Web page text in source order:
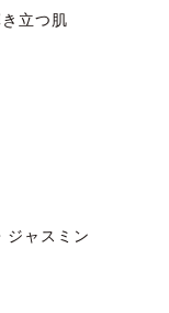
立つ肌
ジャスミン